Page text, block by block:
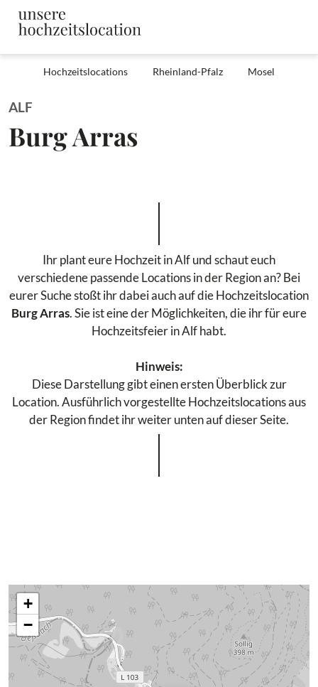
Hochzeitslocations Rheinland-Pfalz Mosel
ALF
Burg Arras
Ihr plant eure Hochzeit in Alf und schaut euch
verschiedene passende Locations in der Region an? Bei
eurer Suche stoßt ihr dabei auch auf die Hochzeitslocation
Burg Arras. Sie ist eine der Möglichkeiten, die ihr für eure
Hochzeitsfeier in Alf habt.
Hinweis:
Diese Darstellung gibt einen ersten Überblick zur
Location. Ausführlich vorgestellte Hochzeitslocations aus
der Region findet ihr weiter unten auf dieser Seite.
+
−